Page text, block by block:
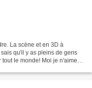
La scène et en 3D à
qu'il y as pleins de gens
le monde! Moi je n'aime